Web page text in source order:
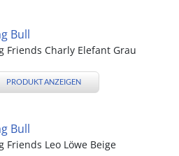
Bull
Friends Charly Elefant Grau
PRODUKT ANZEIGEN
Bull
Friends Leo Löwe Beige